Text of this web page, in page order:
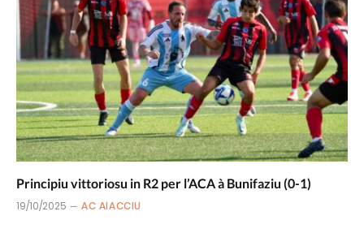
Principiu vittoriosu in R2 per l’ACA à Bunifaziu (0-1)
19/10/2025 AC AIACCIU